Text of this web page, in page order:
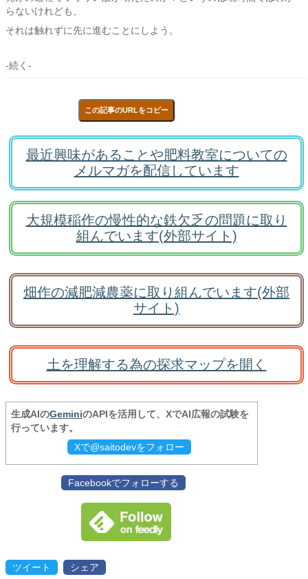
らないけれども、
それは触れずに先に進むことにしよう。
-続く-
この記事のURLをコピー
最近興味があることや肥料教室についての
メルマガを配信しています
大規模稲作の慢性的な鉄欠乏の問題に取り
組んでいます(外部サイト)
畑作の減肥減農薬に取り組んでいます(外部
サイト)
土を理解する為の探求マップを開く
生成AIのGeminiのAPIを活用して、XでAI広報の試験を
行っています。
Xで@saitodevをフォロー
Facebookでフォローする
ツイート シェア